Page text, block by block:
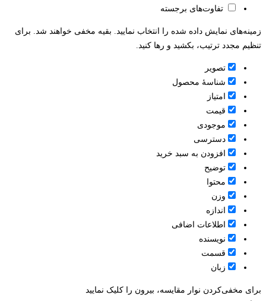
تفاوت‌های برجسته
زمینه‌های نمایش داده شده را انتخاب نمایید. بقیه مخفی خواهند شد. برای
تنظیم مجدد ترتیب، بکشید و رها کنید.
تصویر
شناسۀ محصول
امتیاز
قيمت
موجودی
دسترسی
افزودن به سبد خرید
توضیح
محتوا
وزن
اندازه
اطلاعات اضافی
نویسنده
قسمت
زبان
برای مخفی‌کردن نوار مقایسه، بیرون را کلیک نمایید